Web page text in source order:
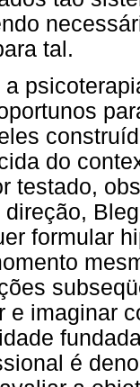
tal.
do
testado,
formular
e imaginar
é